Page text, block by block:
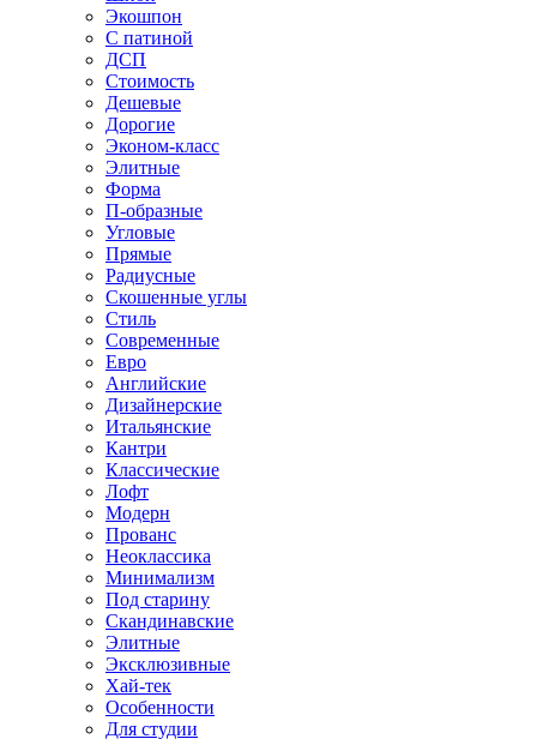
Экошпон
С патиной
ДСП
Стоимость
Дешевые
Дорогие
Эконом-класс
Элитные
Форма
П-образные
Угловые
Прямые
Радиусные
Скошенные углы
Стиль
Современные
Евро
Английские
Дизайнерские
Итальянские
Кантри
Классические
Лофт
Модерн
Прованс
Неоклассика
Минимализм
Под старину
Скандинавские
Элитные
Эксклюзивные
Хай-тек
Особенности
Для студии